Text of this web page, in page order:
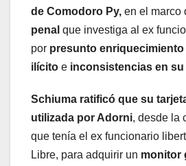
de Comodoro Py, en el marco
penal que investiga al ex
por presunto enriquecimiento
ilícito e inconsistencias en
Schiuma ratificó que su
utilizada por Adorni, desde la
que tenía el ex funcionario
Libre, para adquirir un monitor